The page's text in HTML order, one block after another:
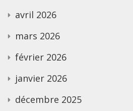
avril 2026
mars 2026
février 2026
janvier 2026
décembre 2025